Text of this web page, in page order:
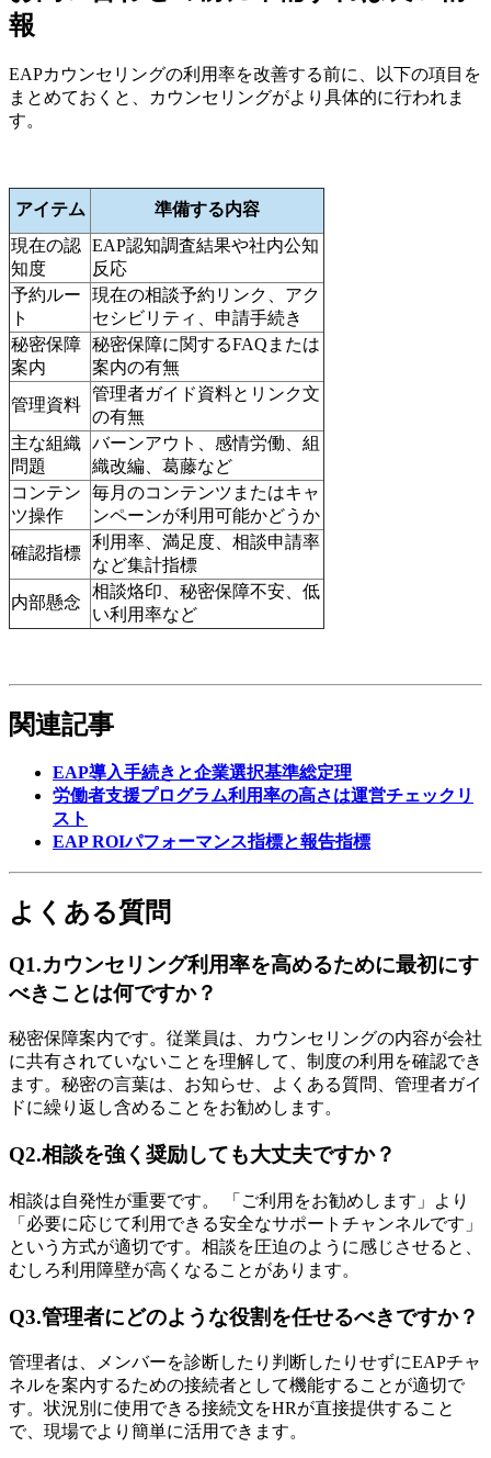
報
EAPカウンセリングの利用率を改善する前に、以下の項目を
まとめておくと、カウンセリングがより具体的に行われま
す。
アイテム
準備する内容
現在の認
知度
EAP認知調査結果や社内公知
反応
予約ルー
ト
現在の相談予約リンク、アク
セシビリティ、申請手続き
秘密保障
案内
秘密保障に関するFAQまたは
案内の有無
管理資料
管理者ガイド資料とリンク文
の有無
主な組織
問題
バーンアウト、感情労働、組
織改編、葛藤など
コンテン
ツ操作
毎月のコンテンツまたはキャ
ンペーンが利用可能かどうか
確認指標
利用率、満足度、相談申請率
など集計指標
内部懸念
相談烙印、秘密保障不安、低
い利用率など
関連記事
EAP導入手続きと企業選択基準総定理
労働者支援プログラム利用率の高さは運営チェックリ
スト
EAP ROIパフォーマンス指標と報告指標
よくある質問
Q1.カウンセリング利用率を高めるために最初にす
べきことは何ですか？
秘密保障案内です。従業員は、カウンセリングの内容が会社
に共有されていないことを理解して、制度の利用を確認でき
ます。秘密の言葉は、お知らせ、よくある質問、管理者ガイ
ドに繰り返し含めることをお勧めします。
Q2.相談を強く奨励しても大丈夫ですか？
相談は自発性が重要です。 「ご利用をお勧めします」より
「必要に応じて利用できる安全なサポートチャンネルです」
という方式が適切です。相談を圧迫のように感じさせると、
むしろ利用障壁が高くなることがあります。
Q3.管理者にどのような役割を任せるべきですか？
管理者は、メンバーを診断したり判断したりせずにEAPチャ
ネルを案内するための接続者として機能することが適切で
す。状況別に使用できる接続文をHRが直接提供すること
で、現場でより簡単に活用できます。